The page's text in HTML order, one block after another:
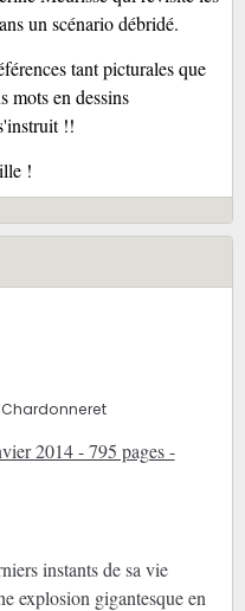
un scénario débridé.
tant picturales que
mots en dessins
!!
!
2014 - 795 pages -
instants de sa vie
explosion gigantesque en